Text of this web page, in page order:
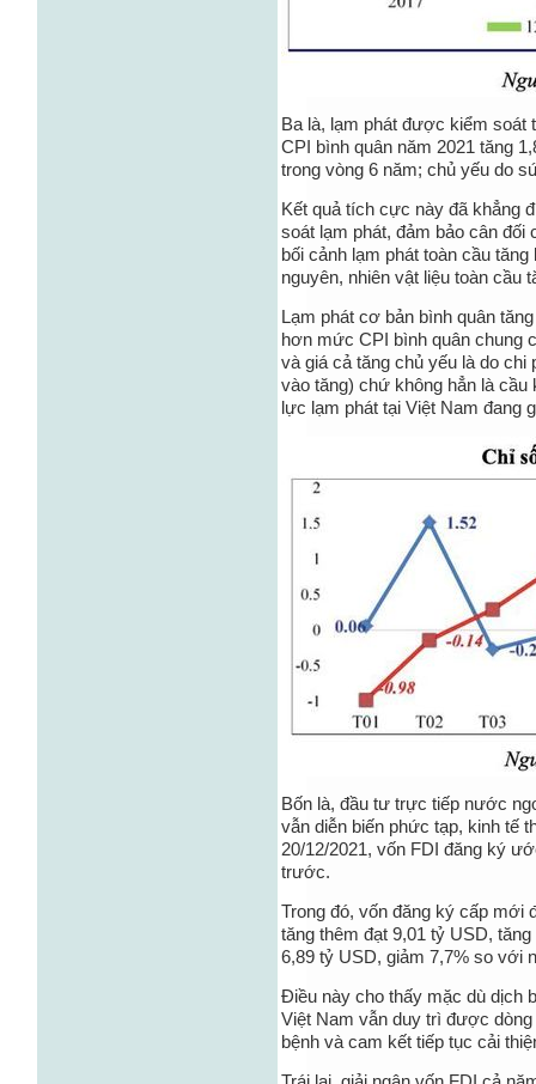
Ba là, lạm phát được kiểm soát
CPI bình quân năm 2021 tăng
trong vòng 6 năm; chủ yếu do
Kết quả tích cực này đã khẳng
soát lạm phát, đảm bảo cân đối
bối cảnh lạm phát toàn cầu
nguyên, nhiên vật liệu toàn cầu
Lạm phát cơ bản bình quân
hơn mức CPI bình quân chung
và giá cả tăng chủ yếu là do chi
vào tăng) chứ không hẳn là
lực lạm phát tại Việt Nam đang
Bốn là, đầu tư trực tiếp nước
vẫn diễn biến phức tạp, kinh tế
20/12/2021, vốn FDI đăng ký
trước.
Trong đó, vốn đăng ký cấp mới
tăng thêm đạt 9,01 tỷ USD,
6,89 tỷ USD, giảm 7,7% so với
Điều này cho thấy mặc dù dịch
Việt Nam vẫn duy trì được
bệnh và cam kết tiếp tục cải